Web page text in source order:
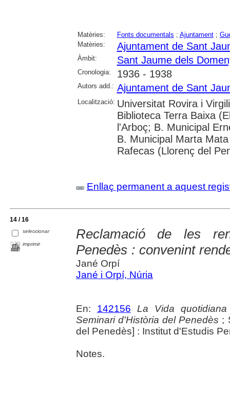
Matèries: Fonts documentals ; Ajuntament;
Matèries:
Ajuntament de Sant
Àmbit: Sant Jaume dels
Cronologia: 1936 - 1938
Autors add.: Ajuntament de Sant
Localització: Universitat Rovira i
Biblioteca Terra Baixa
l'Arboç; B. Municipal
B. Municipal Marta
Rafecas (Llorenç del
Enllaç permanent a aquest
14 / 16
seleccionar
imprimir
Reclamació de les
Penedès : convenint
Jané Orpí
Jané i Orpí, Núria
En: 142156
La Vida
Seminari d'Història del Penedès ;
del Penedès] : Institut d'Estudis
Notes.